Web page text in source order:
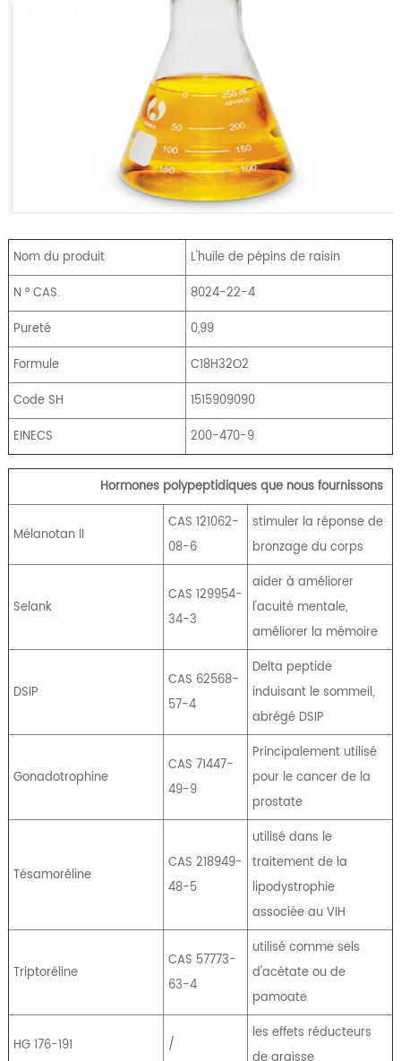
Nom du produit
L'huile de pépins de raisin
N ° CAS.
8024-22-4
Pureté
0,99
Formule
C18H32O2
Code SH
1515909090
EINECS
200-470-9
Hormones polypeptidiques que nous fournissons
Mélanotan II
CAS 121062-
08-6
stimuler la réponse de
bronzage du corps
Selank
CAS 129954-
34-3
aider à améliorer
l'acuité mentale,
améliorer la mémoire
DSIP
CAS 62568-
57-4
Delta peptide
induisant le sommeil,
abrégé DSIP
Gonadotrophine
CAS 71447-
49-9
Principalement utilisé
pour le cancer de la
prostate
Tésamoréline
CAS 218949-
48-5
utilisé dans le
traitement de la
lipodystrophie
associée au VIH
Triptoréline
CAS 57773-
63-4
utilisé comme sels
d'acétate ou de
pamoate
HG 176-191 /
les effets réducteurs